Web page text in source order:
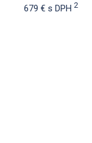
679 € s DPH 2